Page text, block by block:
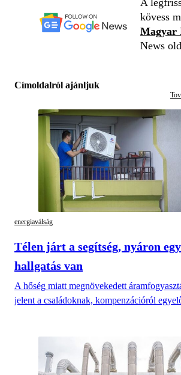
kövess
Magyar
News
Címoldalról ajánljuk
energiaválság
Télen járt a segítség, nyáron
hallgatás van
A hőség miatt megnövekedett
jelent a családoknak, kompenzációról